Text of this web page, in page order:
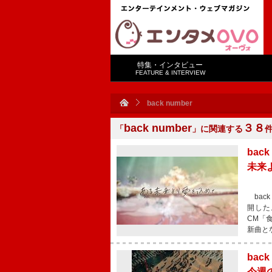
特集・インタビュー
FEATURE & INTERVIEW
back number
「 back number 」に関連する ３８
未来
back
開し
CM「
新曲と